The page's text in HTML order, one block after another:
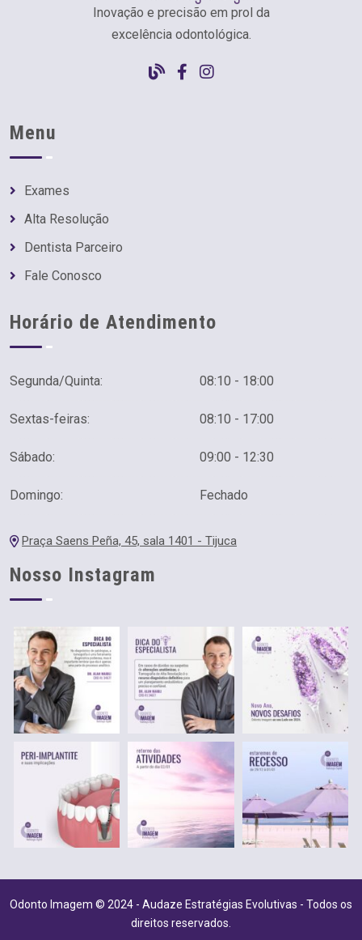
Inovação e precisão em prol da
excelência odontológica.
Menu
Exames
Alta Resolução
Dentista Parceiro
Fale Conosco
Horário de Atendimento
Segunda/Quinta: 08:10 - 18:00
Sextas-feiras: 08:10 - 17:00
Sábado: 09:00 - 12:30
Domingo: Fechado
Praça Saens Peña, 45, sala 1401 - Tijuca
Nosso Instagram
Odonto Imagem © 2024 - Audaze Estratégias Evolutivas - Todos os
direitos reservados.